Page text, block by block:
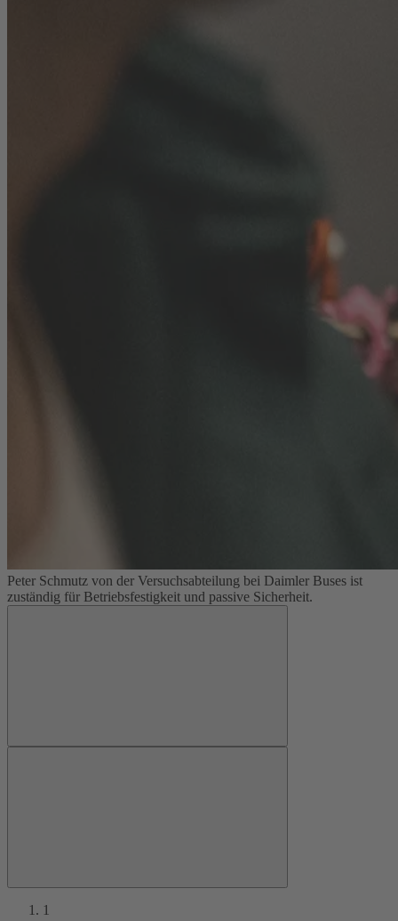
Peter Schmutz von der Versuchsabteilung bei Daimler Buses ist
zuständig für Betriebsfestigkeit und passive Sicherheit.
1